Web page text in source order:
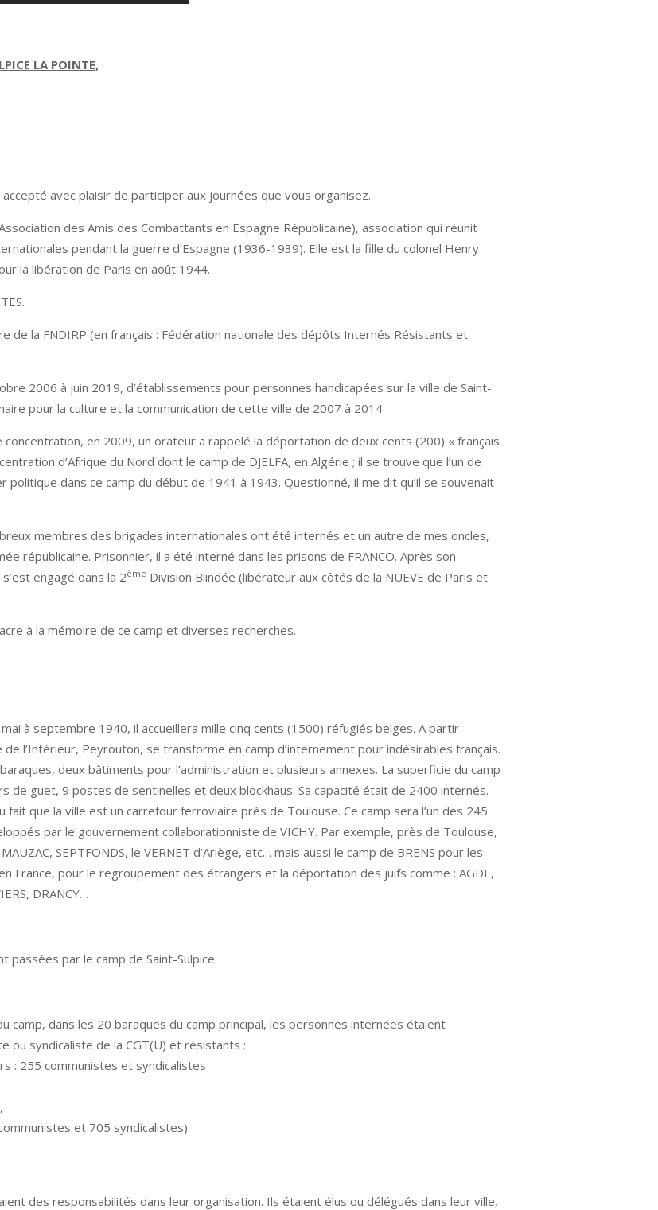
LA POINTE,
accepté avec plaisir de participer aux journées que vous organisez.
des Amis des Combattants en Espagne Républicaine), association qui réunit
pendant la guerre d’Espagne (1936-1939). Elle est la fille du colonel Henry
la libération de Paris en août 1944.
de la FNDIRP (en français : Fédération nationale des dépôts Internés Résistants et
2006 à juin 2019, d’établissements pour personnes handicapées sur la ville de Saint-
pour la culture et la communication de cette ville de 2007 à 2014.
concentration, en 2009, un orateur a rappelé la déportation de deux cents (200) « français
d’Afrique du Nord dont le camp de DJELFA, en Algérie ; il se trouve que l’un de
politique dans ce camp du début de 1941 à 1943. Questionné, il me dit qu’il se souvenait
membres des brigades internationales ont été internés et un autre de mes oncles,
républicaine. Prisonnier, il a été interné dans les prisons de FRANCO. Après son
engagé dans la 2ème Division Blindée (libérateur aux côtés de la NUEVE de Paris et
à la mémoire de ce camp et diverses recherches.
à septembre 1940, il accueillera mille cinq cents (1500) réfugiés belges. A partir
l’Intérieur, Peyrouton, se transforme en camp d’internement pour indésirables français.
deux bâtiments pour l’administration et plusieurs annexes. La superficie du camp
de guet, 9 postes de sentinelles et deux blockhaus. Sa capacité était de 2400 internés.
fait que la ville est un carrefour ferroviaire près de Toulouse. Ce camp sera l’un des 245
par le gouvernement collaborationniste de VICHY. Par exemple, près de Toulouse,
SEPTFONDS, le VERNET d’Ariège, etc… mais aussi le camp de BRENS pour les
France, pour le regroupement des étrangers et la déportation des juifs comme : AGDE,
DRANCY…
par le camp de Saint-Sulpice.
camp, dans les 20 baraques du camp principal, les personnes internées étaient
ou syndicaliste de la CGT(U) et résistants :
: 255 communistes et syndicalistes
et 705 syndicalistes)
des responsabilités dans leur organisation. Ils étaient élus ou délégués dans leur ville,